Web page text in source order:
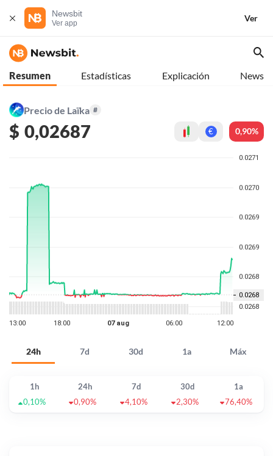
Newsbit
Ver app
Ver
Resumen Estadísticas Explicación News
Precio de Laïka #
$ 0,02687 € 0,90%
24h 7d 30d 1a Máx
1h 24h 7d 30d
1a
0,10%
0,90% 4,10% 2,30% 76,40%